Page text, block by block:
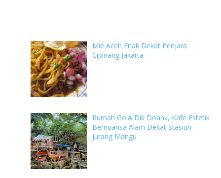
Mie Aceh Enak Dekat Penjara
Cipinang Jakarta
Rumah Go'A Dik Doank, Kafe Estetik
Bernuansa Alam Dekat Stasiun
Jurang Mangu